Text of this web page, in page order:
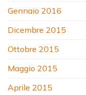
Gennaio 2016
Dicembre 2015
Ottobre 2015
Maggio 2015
Aprile 2015